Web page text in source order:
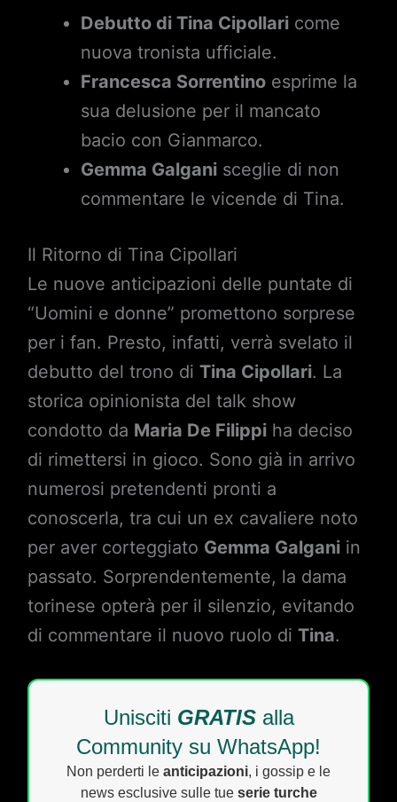
Debutto di Tina Cipollaricome
nuova tronista ufficiale.
Francesca Sorrentinoesprime la
sua delusione per il mancato
bacio con Gianmarco.
Gemma Galganisceglie di non
commentare le vicende di Tina.
Il Ritorno di Tina Cipollari
Le nuove anticipazioni delle puntate di
“Uomini e donne” promettono sorprese
per i fan. Presto, infatti, verrà svelato il
debutto del trono di Tina Cipollari. La
storica opinionista del talk show
condotto da Maria De Filippiha deciso
di rimettersi in gioco. Sono già in arrivo
numerosi pretendenti pronti a
conoscerla, tra cui un ex cavaliere noto
per aver corteggiato Gemma Galganiin
passato. Sorprendentemente, la dama
torinese opterà per il silenzio, evitando
di commentare il nuovo ruolo di Tina.
Unisciti GRATISalla
Community su WhatsApp!
Non perderti le anticipazioni, i gossip e le
news esclusive sulle tue serie turche